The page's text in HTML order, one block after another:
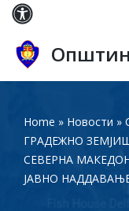
Skip
to
content
Home » Новости »
ГРАДЕЖНО
СЕВЕРНА
ЈАВНО